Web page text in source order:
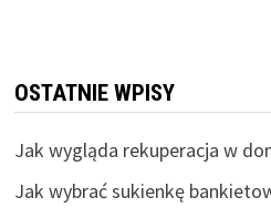
OSTATNIE WPISY
Jak wygląda rekuperacja w
Jak wybrać sukienkę